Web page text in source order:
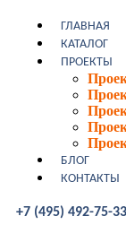
ГЛАВНАЯ
КАТАЛОГ
ПРОЕКТЫ
БЛОГ
КОНТАКТЫ
+7 (495) 492-75-33